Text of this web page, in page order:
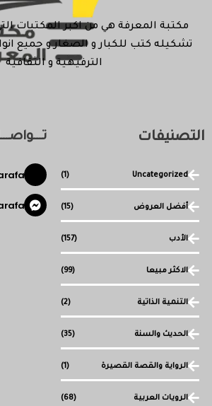
مكتبة المعرفة هي من اكبر المكتبات
تشكيله كتب للكبار و الصغار و جميع
الترفيهية و الثقافية
التصنيفات
Uncategorized
(1)
أفضل العروض (15)
الأدب (157)
الاكثر مبيعا (99)
التنمية الذاتية (2)
الحديث والسنة (35)
الرواية والقصة القصيرة (1)
الرويات العربية (68)